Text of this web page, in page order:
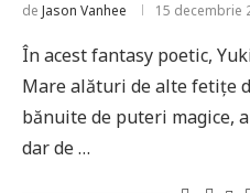
de Jason Vanhee 15 decembrie
În acest fantasy poetic,
Mare alături de alte fetițe
bănuite de puteri magice,
dar de …